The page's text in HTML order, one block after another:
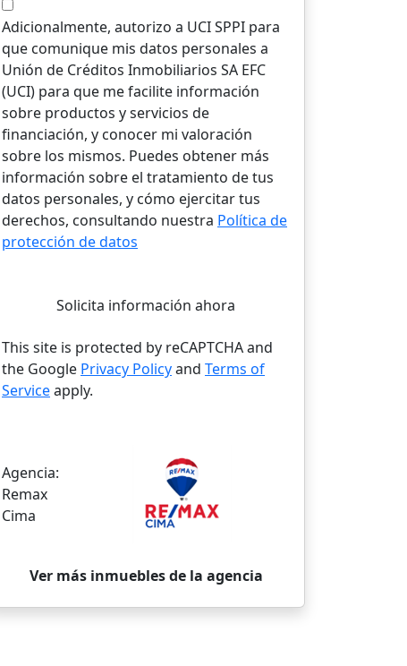
Adicionalmente, autorizo a UCI SPPI para
que comunique mis datos personales a
Unión de Créditos Inmobiliarios SA EFC
(UCI) para que me facilite información
sobre productos y servicios de
financiación, y conocer mi valoración
sobre los mismos. Puedes obtener más
información sobre el tratamiento de tus
datos personales, y cómo ejercitar tus
derechos, consultando nuestra Política de
protección de datos
Solicita información ahora
This site is protected by reCAPTCHA and
the Google Privacy Policyand Terms of
Serviceapply.
Agencia:
Remax
Cima
Ver más inmuebles de la agencia